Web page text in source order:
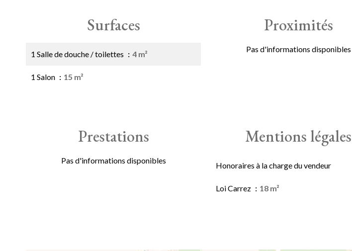
Surfaces
1 Salle de douche / toilettes 4 m²
1 Salon 15 m²
Proximités
Pas d'informations disponibles
Prestations
Pas d'informations disponibles
Mentions légales
Honoraires à la charge du vendeur
Loi Carrez 18 m²